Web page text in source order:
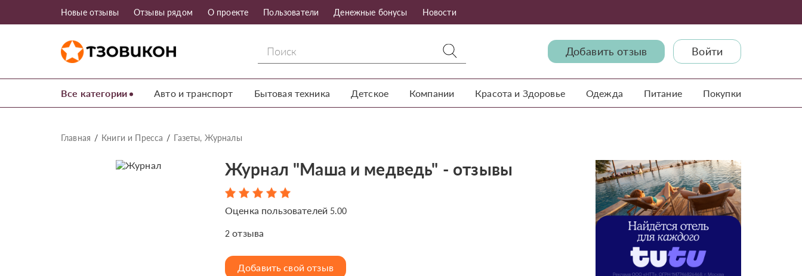
Новые отзывы Отзывы рядом О проекте Пользователи Денежные бонусы Новости
Добавить отзыв Войти
Все категории Авто и транспорт Бытовая техника Детское Компании Красота и Здоровье Одежда Питание Покупки
Главная Книги и Пресса Газеты, Журналы
Журнал "Маша и медведь" - отзывы
Оценка пользователей 5.00
2 отзыва
Добавить свой отзыв